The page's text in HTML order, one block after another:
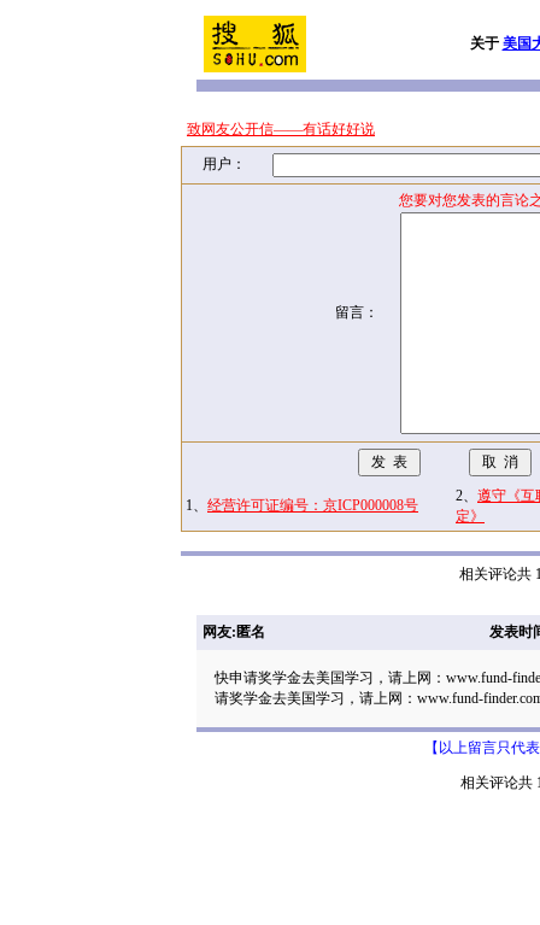
关于 美国
致网友公开信——有话好好说
用户：
留言：
您要对您发表的言论
1、 经营许可证编号：京ICP000008号
2、 遵守《互
定》
相关评论共
网友:匿名 发表时
快申请奖学金去美国学习，请上网：www.fund-
请奖学金去美国学习，请上网：www.fund-
【以上留言只代
相关评论共